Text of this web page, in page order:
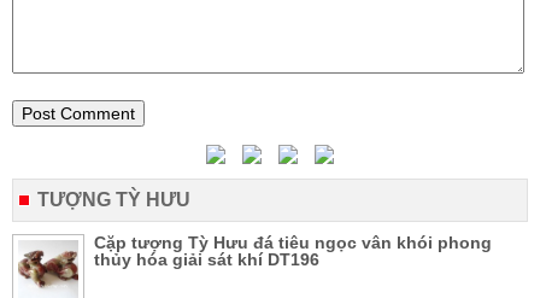
TƯỢNG TỲ HƯU
Cặp tượng Tỳ Hưu đá tiêu ngọc vân khói phong
thủy hóa giải sát khí DT196